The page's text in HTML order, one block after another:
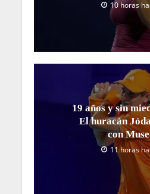
10 horas
19 años y sin
El huracán
con
11 horas